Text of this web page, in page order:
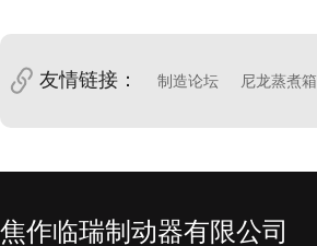
友情链接： 制造论坛 尼龙蒸煮箱
焦作临瑞制动器有限公司